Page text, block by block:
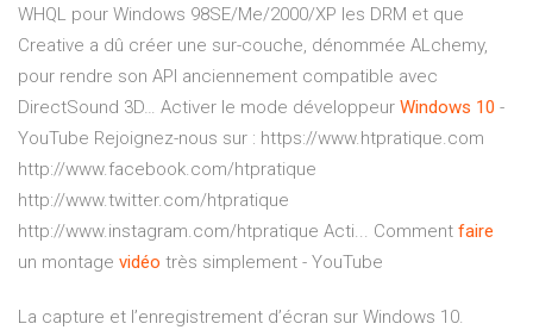
WHQL pour Windows 98SE/Me/2000/XP les DRM et que
Creative a dû créer une sur-couche, dénommée ALchemy,
pour rendre son API anciennement compatible avec
DirectSound 3D… Activer le mode développeur Windows 10 -
YouTube Rejoignez-nous sur : https://www.htpratique.com
http://www.facebook.com/htpratique
http://www.twitter.com/htpratique
http://www.instagram.com/htpratique Acti... Comment faire
un montage vidéo très simplement - YouTube
La capture et l’enregistrement d’écran sur Windows 10.